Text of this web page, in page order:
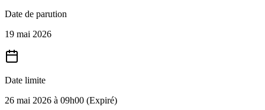
Date de parution
19 mai 2026
Date limite
26 mai 2026 à 09h00 (Expiré)